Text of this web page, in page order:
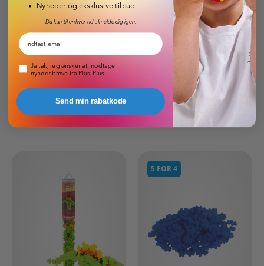
Ulv
Triceratops
5 FOR 4
Nyheder og eksklusive tilbud
Du kan til enhver tid afmelde dig igen.
Email
Pop-up nyhedsbrev
Ja tak, jeg ønsker at modtage
nyhedsbreve fra Plus-Plus.
Send min rabatkode